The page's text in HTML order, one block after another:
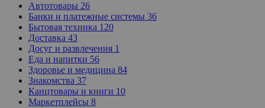
Автотовары 26
Банки и платежные системы 36
Бытовая техника 120
Доставка 43
Досуг и развлечения 1
Еда и напитки 56
Здоровье и медицина 84
Знакомства 37
Канцтовары и книги 10
Маркетплейсы 8